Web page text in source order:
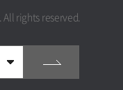
All rights reserved.